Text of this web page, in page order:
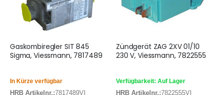
Gaskombiregler SIT 845
Sigma, Viessmann, 7817489
In Kürze verfügbar
HRB Artikelnr.:7817489VI
Zündgerät ZAG 2XV 01/10
230 V, Viessmann, 7822555
Verfügbarkeit: Auf Lager
HRB Artikelnr.:7822555VI